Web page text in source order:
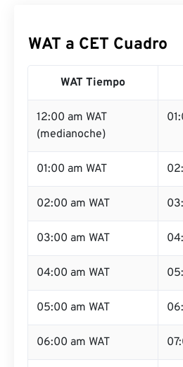
WAT a CET Cuadro
WAT Tiempo
12:00 am WAT
(medianoche)
01:00 am WAT
02:00 am WAT
03:00 am WAT
04:00 am WAT
05:00 am WAT
06:00 am WAT